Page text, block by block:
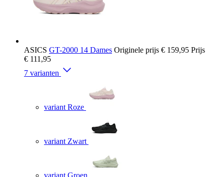
ASICS GT-2000 14 Dames Originele prijs € 159,95 Prijs
€ 111,95
7 varianten
variant Roze
variant Zwart
variant Groen